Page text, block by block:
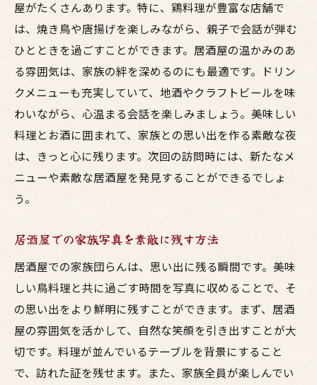
屋がたくさんあります。特に、鶏料理が豊富な店舗で
は、焼き鳥や唐揚げを楽しみながら、親子で会話が弾む
ひとときを過ごすことができます。居酒屋の温かみのあ
る雰囲気は、家族の絆を深めるのにも最適です。ドリン
クメニューも充実していて、地酒やクラフトビールを味
わいながら、心温まる会話を楽しみましょう。美味しい
料理とお酒に囲まれて、家族との思い出を作る素敵な夜
は、きっと心に残ります。次回の訪問時には、新たなメ
ニューや素敵な居酒屋を発見することができるでしょ
う。
居酒屋での家族写真を素敵に残す方法
居酒屋での家族団らんは、思い出に残る瞬間です。美味
しい鳥料理と共に過ごす時間を写真に収めることで、そ
の思い出をより鮮明に残すことができます。まず、居酒
屋の雰囲気を活かして、自然な笑顔を引き出すことが大
切です。料理が並んでいるテーブルを背景にすること
で、訪れた証を残せます。また、家族全員が楽しんでい